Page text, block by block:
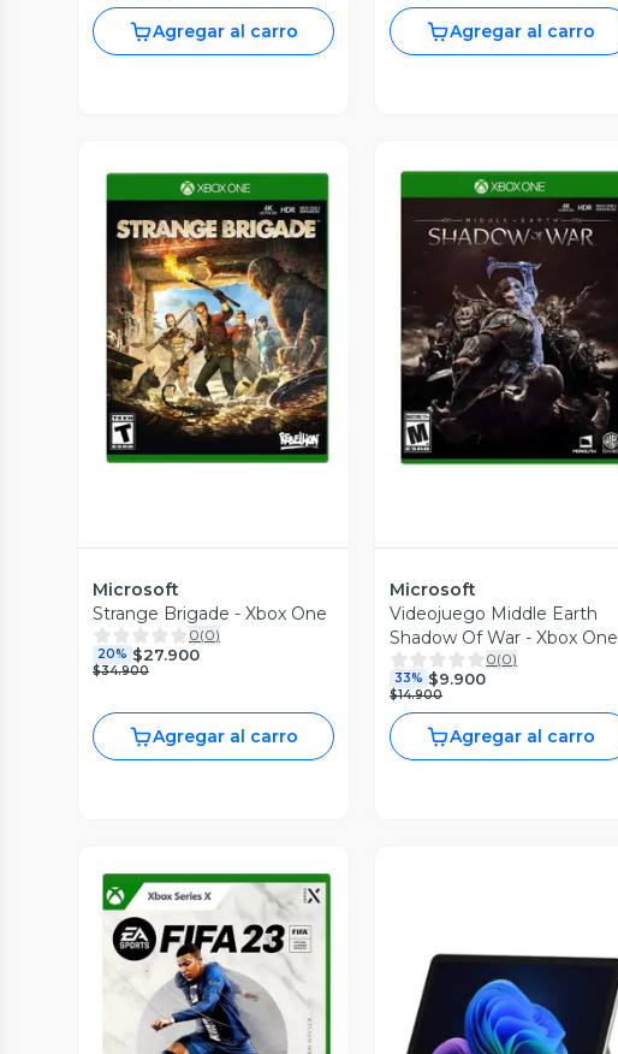
Agregar al carro Agregar al carro
Vista Previa
Microsoft
Strange Brigade - Xbox One
0(0)
20% $27.900
$34.900
Agregar al carro
Vista Previa
Microsoft
Videojuego Middle Earth
Shadow Of War - Xbox One
0(0)
33% $9.900
$14.900
Agregar al carro
Vista Previa